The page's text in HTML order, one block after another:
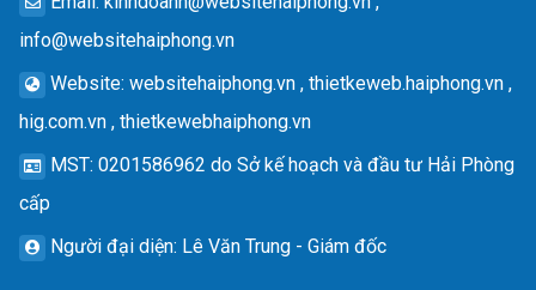
info@websitehaiphong.vn
Website: websitehaiphong.vn , thietkeweb.haiphong.vn ,
hig.com.vn , thietkewebhaiphong.vn
MST: 0201586962 do Sở kế hoạch và đầu tư Hải Phòng
cấp
Người đại diện: Lê Văn Trung - Giám đốc